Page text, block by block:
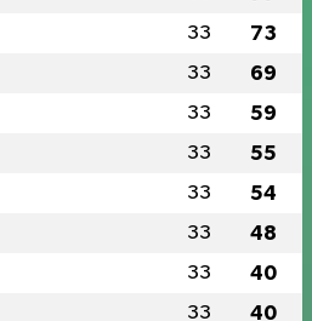
33 73
33 69
33 59
33 55
33 54
33 48
33 40
33 40